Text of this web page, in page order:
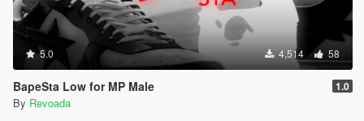
5.0 4,514 58
BapeSta Low for MP Male 1.0
By Revoada